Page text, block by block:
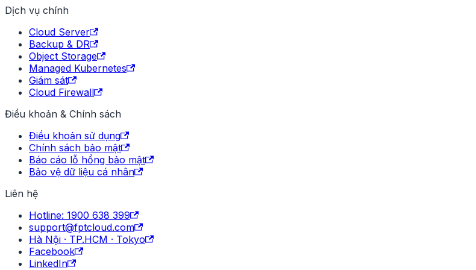
Dịch vụ chính
Cloud Server
Backup & DR
Object Storage
Managed Kubernetes
Giám sát
Cloud Firewall
Điều khoản & Chính sách
Điều khoản sử dụng
Chính sách bảo mật
Báo cáo lỗ hổng bảo mật
Bảo vệ dữ liệu cá nhân
Liên hệ
Hotline: 1900 638 399
support@fptcloud.com
Hà Nội · TP.HCM · Tokyo
Facebook
LinkedIn